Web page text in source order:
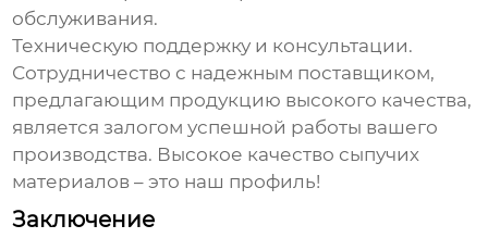
обслуживания.
Техническую поддержку и консультации.
Сотрудничество с надежным поставщиком,
предлагающим продукцию высокого качества,
является залогом успешной работы вашего
производства. Высокое качество сыпучих
материалов – это наш профиль!
Заключение